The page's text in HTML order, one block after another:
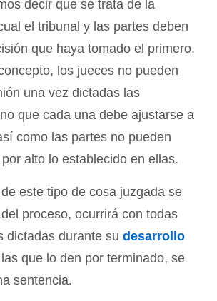
decir que se trata de la
el tribunal y las partes deben
que haya tomado el primero.
los jueces no pueden
una vez dictadas las
que cada una debe ajustarse a
como las partes no pueden
alto lo establecido en ellas.
este tipo de cosa juzgada se
proceso, ocurrirá con todas
dictadas durante su desarrollo
que lo den por terminado, se
sentencia.